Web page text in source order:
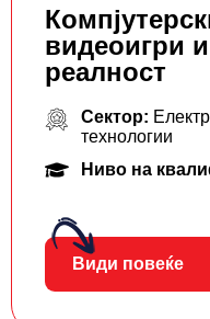
видеоигри
реалност
Сектор:
технологии
Ниво на
Види повеќе